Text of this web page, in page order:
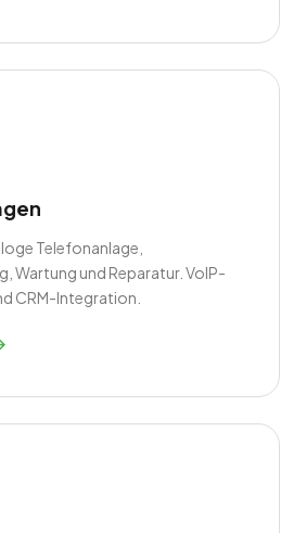
Telefonanlage,
Wartung und Reparatur. VoIP-
CRM-Integration.